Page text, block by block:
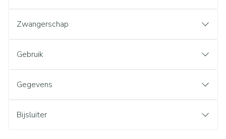
Zwangerschap
Gebruik
Gegevens
Bijsluiter